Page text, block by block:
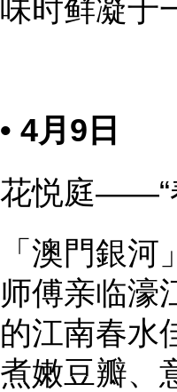
味时鲜凝于
• 4月9日
花悦庭——“
「澳門銀
师傅亲临濠
的江南春水
煮嫩豆瓣、